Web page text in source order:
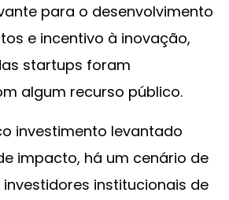
para o desenvolvimento
e incentivo à inovação,
startups foram
algum recurso público.
investimento levantado
impacto, há um cenário de
institucionais de